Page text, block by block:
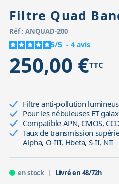
Filtre Quad
Réf : ANQUAD-200
5/5 - 4 avis
250,00 €TTC
Filtre anti-pollution
Pour les nébuleuses ET
Compatible APN, CMOS,
Taux de transmission
Alpha, O-III, Hbeta, S-II, NII
en stock Livré en 48/72h